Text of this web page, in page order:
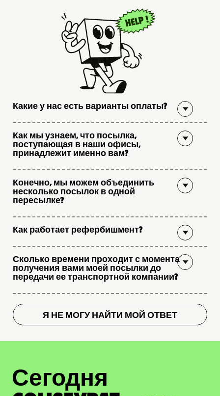
Какие у нас есть варианты оплаты?
Как мы узнаем, что посылка,
поступающая в наши офисы,
принадлежит именно вам?
Конечно, мы можем объединить
несколько посылок в одной
пересылке?
Как работает рефербишмент?
Сколько времени проходит с момента
получения вами моей посылки до
передачи ее транспортной компании?
Я НЕ МОГУ НАЙТИ МОЙ ОТВЕТ
Сегодня